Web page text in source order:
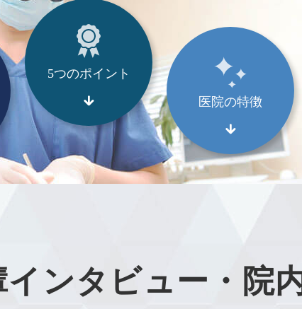
5つのポイント
医院の特徴
インタビュー・院